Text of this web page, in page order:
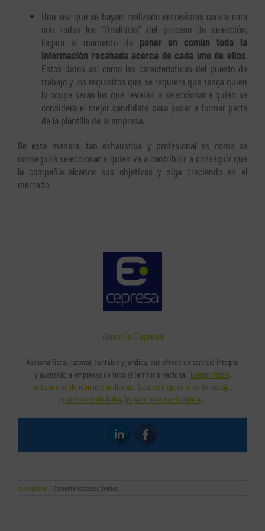
Una vez que se hayan realizado entrevistas cara a cara
con todos los “finalistas” del proceso de selección,
llegará el momento de poner en común toda la
información recabada acerca de cada uno de ellos.
Estos datos así como las características del puesto de
trabajo y los requisitos que se requiere que tenga quien
lo ocupe serán los que llevarán a seleccionar a quien se
considera el mejor candidato para pasar a formar parte
de la plantilla de la empresa.
De esta manera, tan exhaustiva y profesional es como se
conseguirá seleccionar a quien va a contribuir a conseguir que
la compañía alcance sus objetivos y siga creciendo en el
mercado.
Asesoría Cepresa
Asesoría fiscal, laboral, contable y jurídica, que ofrece un servicio integral
y avanzado a empresas de todo el territorio nacional. Gestión fiscal,
outsourcing de nóminas,auditorías fiscales, inspecciones de trabajo,
grupos de sociedades, inspecciones de Hacienda…
Área laboral | Comentarios desactivadosen